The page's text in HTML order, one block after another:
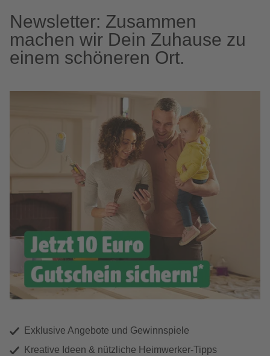
Newsletter: Zusammen
machen wir Dein Zuhause zu
einem schöneren Ort.
Exklusive Angebote und Gewinnspiele
Kreative Ideen & nützliche Heimwerker-Tipps